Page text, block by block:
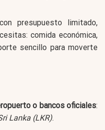
presupuesto limitado,
comida económica,
sencillo para moverte
o bancos oficiales:
Lanka (LKR).